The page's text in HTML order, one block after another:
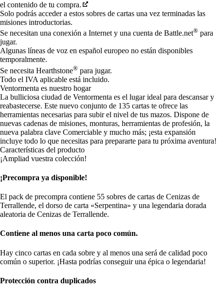
el contenido de tu compra.
Solo podrás acceder a estos sobres de cartas una vez terminadas las
misiones introductorias.
Se necesitan una conexión a Internet y una cuenta de Battle.net® para
jugar.
Algunas líneas de voz en español europeo no están disponibles
temporalmente.
Se necesita Hearthstone® para jugar.
Todo el IVA aplicable está incluido.
Ventormenta es nuestro hogar
La bulliciosa ciudad de Ventormenta es el lugar ideal para descansar y
reabastecerse. Este nuevo conjunto de 135 cartas te ofrece las
herramientas necesarias para subir el nivel de tus mazos. Dispone de
nuevas cadenas de misiones, monturas, herramientas de profesión, la
nueva palabra clave Comerciable y mucho más; ¡esta expansión
incluye todo lo que necesitas para prepararte para tu próxima aventura!
Características del producto
¡Ampliad vuestra colección!
¡Precompra ya disponible!
El pack de precompra contiene 55 sobres de cartas de Cenizas de
Terrallende, el dorso de carta «Serpentina» y una legendaria dorada
aleatoria de Cenizas de Terrallende.
Contiene al menos una carta poco común.
Hay cinco cartas en cada sobre y al menos una será de calidad poco
común o superior. ¡Hasta podrías conseguir una épica o legendaria!
Protección contra duplicados